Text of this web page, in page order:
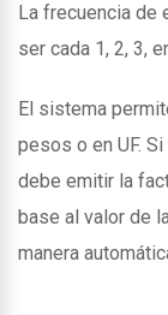
La frecuencia de
ser cada 1, 2, 3,
El sistema
pesos o en UF.
debe emitir la
base al valor de
manera